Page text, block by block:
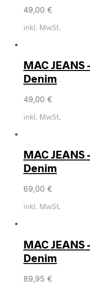
49,00 €
inkl. MwSt.
MAC JEANS
Denim
49,00 €
inkl. MwSt.
MAC JEANS
Denim
69,00 €
inkl. MwSt.
MAC JEANS
Denim
89,95 €